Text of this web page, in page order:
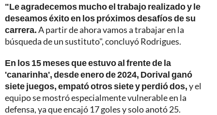
"Le agradecemos mucho el trabajo realizado y le
deseamos éxito en los próximos desafíos de su
carrera.A partir de ahora vamos a trabajar en la
búsqueda de un sustituto", concluyó Rodrigues.
En los 15 meses que estuvo al frente de la
'canarinha', desde enero de 2024, Dorival ganó
siete juegos, empató otros siete y perdió dos,y el
equipo se mostró especialmente vulnerable en la
defensa, ya que encajó 17 goles y solo anotó 25.